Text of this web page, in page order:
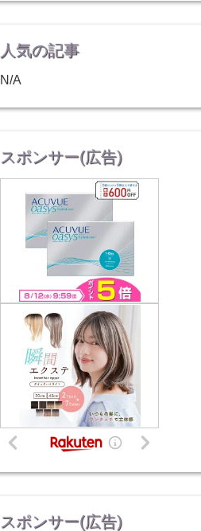
人気の記事
N/A
スポンサー(広告)
スポンサー(広告)